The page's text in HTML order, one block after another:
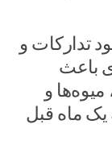
تدارکات و
باعث
و
ماه قبل